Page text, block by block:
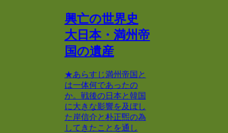
興亡の世界史
大日本・満州帝
国の遺産
★あらすじ満州帝国と
は一体何であったの
か。戦後の日本と韓国
に大きな影響を及ぼし
た岸信介と朴正煕の為
してきたことを通し